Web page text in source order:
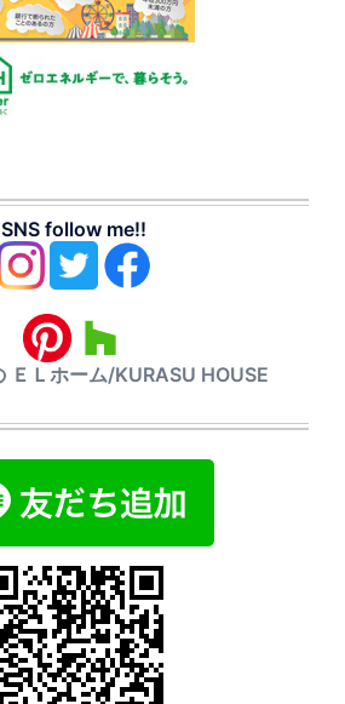
SNS follow me!!